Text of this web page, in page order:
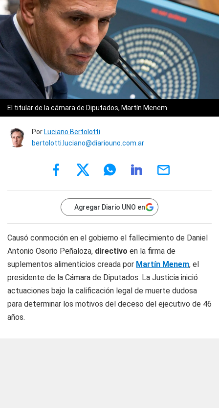
El titular de la cámara de Diputados, Martín Menem.
Por Luciano Bertolotti
bertolotti.luciano@diariouno.com.ar
Agregar Diario UNO en
Causó conmoción en el gobierno el fallecimiento de Daniel
Antonio Osorio Peñaloza, directivo en la firma de
suplementos alimenticios creada por Martín Menem, el
presidente de la Cámara de Diputados. La Justicia inició
actuaciones bajo la calificación legal de muerte dudosa
para determinar los motivos del deceso del ejecutivo de 46
años.